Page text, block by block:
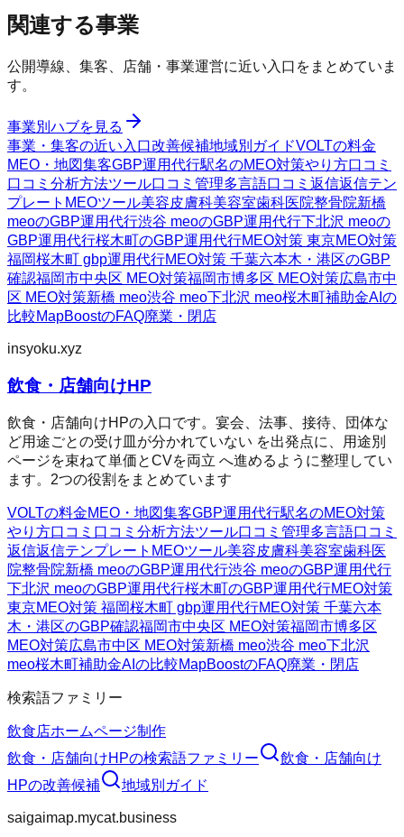
関連する事業
公開導線、集客、店舗・事業運営に近い入口をまとめていま
す。
事業別ハブを見る
事業・集客の近い入口改善候補地域別ガイドVOLTの料金
MEO・地図集客GBP運用代行駅名のMEO対策やり方口コミ
口コミ分析方法ツール口コミ管理多言語口コミ返信返信テン
プレート MEOツール美容皮膚科美容室歯科医院整骨院新橋
meoのGBP運用代行渋谷 meoのGBP運用代行下北沢 meoの
GBP運用代行桜木町のGBP運用代行MEO対策 東京MEO対策
福岡桜木町 gbp運用代行MEO対策 千葉六本木・港区のGBP
確認福岡市中央区 MEO対策福岡市博多区 MEO対策広島市中
区 MEO対策新橋 meo渋谷 meo下北沢 meo桜木町補助金AIの
比較MapBoostのFAQ廃業・閉店
insyoku.xyz
飲食・店舗向けHP
飲食・店舗向けHPの入口です。宴会、法事、接待、団体な
ど用途ごとの受け皿が分かれていない を出発点に、用途別
ページを束ねて単価とCVを両立 へ進めるように整理してい
ます。2つの役割をまとめています
VOLTの料金MEO・地図集客GBP運用代行駅名のMEO対策
やり方口コミ 口コミ分析方法ツール口コミ管理多言語口コミ
返信返信テンプレート MEOツール美容皮膚科美容室歯科医
院整骨院新橋 meoのGBP運用代行渋谷 meoのGBP運用代行
下北沢 meoのGBP運用代行桜木町のGBP運用代行MEO対策
東京MEO対策 福岡桜木町 gbp運用代行MEO対策 千葉六本
木・港区のGBP確認福岡市中央区 MEO対策福岡市博多区
MEO対策広島市中区 MEO対策新橋 meo渋谷 meo下北沢
meo桜木町補助金AIの比較MapBoostのFAQ廃業・閉店
検索語ファミリー
飲食店ホームページ制作
飲食・店舗向けHPの検索語ファミリー
飲食・店舗向け
HPの改善候補 地域別ガイド
saigaimap.mycat.business